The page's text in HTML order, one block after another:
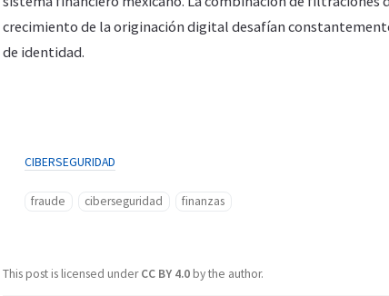
crecimiento de la originación digital desafían
de identidad.
CIBERSEGURIDAD
fraude ciberseguridad finanzas
This post is licensed underCC BY 4.0by the author.